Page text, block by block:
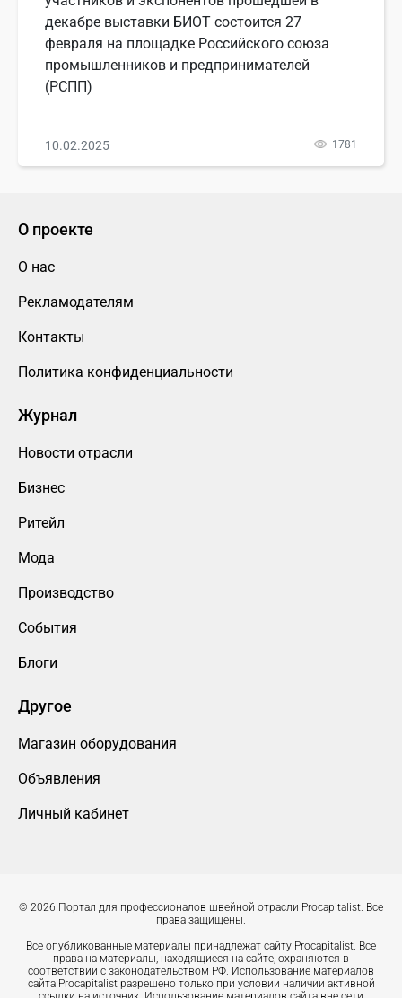
декабре выставки БИОТ состоится 27
февраля на площадке Российского союза
промышленников и предпринимателей
(РСПП)
10.02.2025 1781
О проекте
О нас
Рекламодателям
Контакты
Политика конфиденциальности
Журнал
Новости отрасли
Бизнес
Ритейл
Мода
Производство
События
Блоги
Другое
Магазин оборудования
Объявления
Личный кабинет
© 2026 Портал для профессионалов швейной отрасли Procapitalist. Все
права защищены.
Все опубликованные материалы принадлежат сайту Procapitalist. Все
права на материалы, находящиеся на сайте, охраняются в
соответствии с законодательством РФ. Использование материалов
сайта Procapitalist разрешено только при условии наличии активной